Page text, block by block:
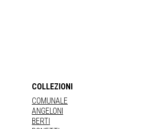
COLLEZIONI
COMUNALE
ANGELONI
BERTI